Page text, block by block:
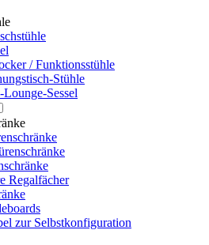
/ Funktionsstühle
Stühle
Lounge-Sessel
Regalfächer
zur Selbstkonfiguration